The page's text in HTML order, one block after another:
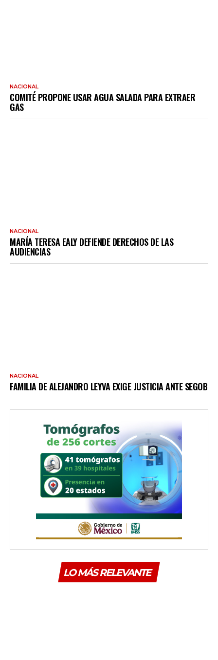
NACIONAL
COMITÉ PROPONE USAR AGUA SALADA PARA EXTRAER
GAS
NACIONAL
MARÍA TERESA EALY DEFIENDE DERECHOS DE LAS
AUDIENCIAS
NACIONAL
FAMILIA DE ALEJANDRO LEYVA EXIGE JUSTICIA ANTE SEGOB
LO MÁS RELEVANTE